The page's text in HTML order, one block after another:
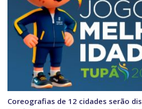
Coreografias de 12 cidades serão